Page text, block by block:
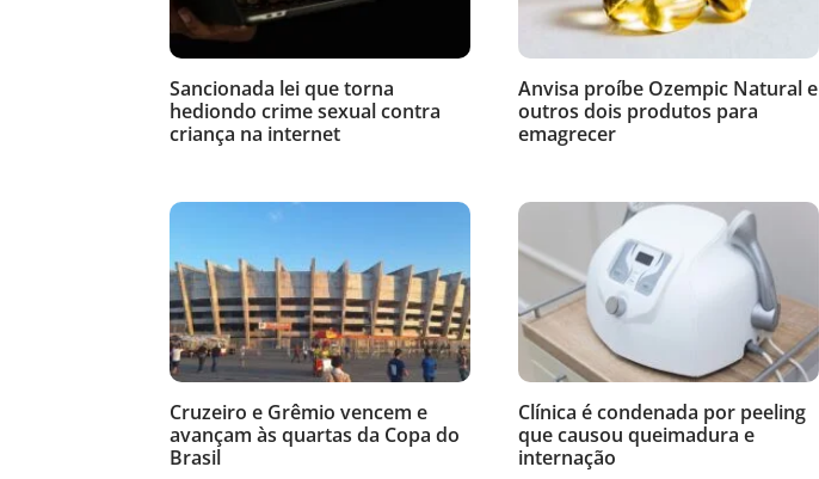
Sancionada lei que torna
hediondo crime sexual contra
criança na internet
Anvisa proíbe Ozempic Natural e
outros dois produtos para
emagrecer
Cruzeiro e Grêmio vencem e
avançam às quartas da Copa do
Brasil
Clínica é condenada por peeling
que causou queimadura e
internação